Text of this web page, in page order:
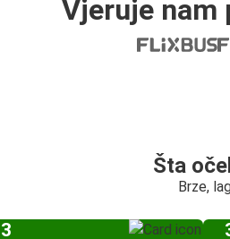
Vjeruje nam
Šta
Brze,
3